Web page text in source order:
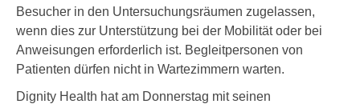
Besucher in den Untersuchungsräumen zugelassen,
wenn dies zur Unterstützung bei der Mobilität oder bei
Anweisungen erforderlich ist. Begleitpersonen von
Patienten dürfen nicht in Wartezimmern warten.
Dignity Health hat am Donnerstag mit seinen